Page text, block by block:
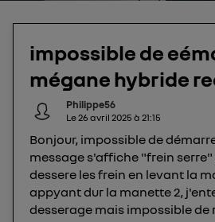
impossible de
mégane hybride
Philippe56
Le26 avril 2025 à 21:15
Bonjour, impossible de
message s'affiche "frein serre"
dessere les frein en levant la
appyant dur la manette 2,
desserage mais impossible de
télécom basé sur votre
téléphone).
L'identifiant est associé à
même connexion et ayant
attribuer le même
connexion foyer(ex : Wi-Fi), la
sur la navigation des membres du
Pour une connexion mobile, la
uniquement sur la navigation de
Vous pouvez à tout